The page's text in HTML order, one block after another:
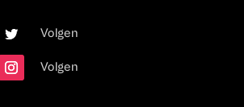
Volgen
Volgen